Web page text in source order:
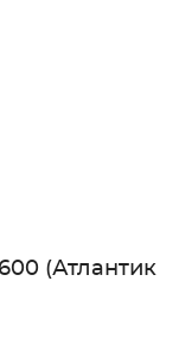
(Атлантик